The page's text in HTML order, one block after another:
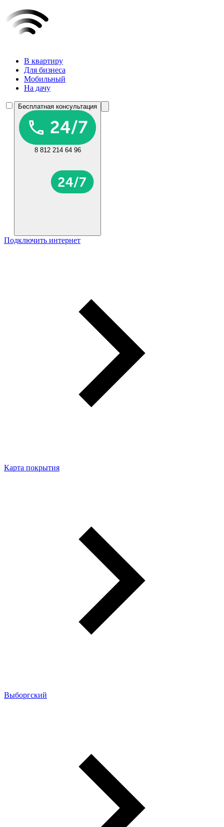
В квартиру
Для бизнеса
Мобильный
На дачу
Бесплатная консультация
8 812 214 64 96
Подключить интернет
Карта покрытия
Выборгский